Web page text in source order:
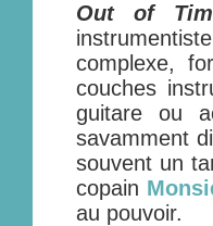
Out of
instrumentiste
complexe,
couches
guitare ou
savamment
souvent un
copain
au pouvoir.